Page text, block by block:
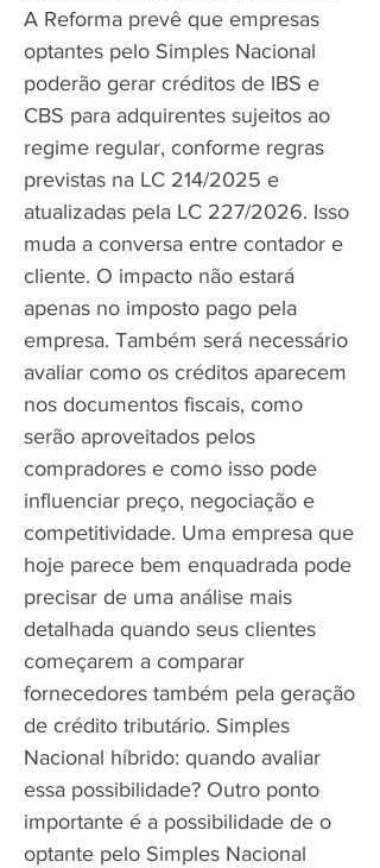
A Reforma prevê que empresas
optantes pelo Simples Nacional
poderão gerar créditos de IBS e
CBS para adquirentes sujeitos ao
regime regular, conforme regras
previstas na LC 214/2025 e
atualizadas pela LC 227/2026. Isso
muda a conversa entre contador e
cliente. O impacto não estará
apenas no imposto pago pela
empresa. Também será necessário
avaliar como os créditos aparecem
nos documentos fiscais, como
serão aproveitados pelos
compradores e como isso pode
influenciar preço, negociação e
competitividade. Uma empresa que
hoje parece bem enquadrada pode
precisar de uma análise mais
detalhada quando seus clientes
começarem a comparar
fornecedores também pela geração
de crédito tributário. Simples
Nacional híbrido: quando avaliar
essa possibilidade? Outro ponto
importante é a possibilidade de o
optante pelo Simples Nacional